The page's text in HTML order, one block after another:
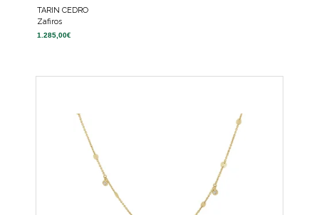
TARIN CEDRO
Zafiros
1.285,00€